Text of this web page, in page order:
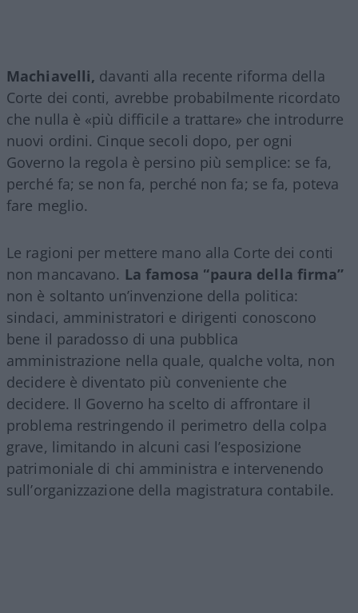
Machiavelli, davanti alla recente riforma della
Corte dei conti, avrebbe probabilmente ricordato
che nulla è «più difficile a trattare» che introdurre
nuovi ordini. Cinque secoli dopo, per ogni
Governo la regola è persino più semplice: se fa,
perché fa; se non fa, perché non fa; se fa, poteva
fare meglio.
Le ragioni per mettere mano alla Corte dei conti
non mancavano. La famosa “paura della firma”
non è soltanto un’invenzione della politica:
sindaci, amministratori e dirigenti conoscono
bene il paradosso di una pubblica
amministrazione nella quale, qualche volta, non
decidere è diventato più conveniente che
decidere. Il Governo ha scelto di affrontare il
problema restringendo il perimetro della colpa
grave, limitando in alcuni casi l’esposizione
patrimoniale di chi amministra e intervenendo
sull’organizzazione della magistratura contabile.